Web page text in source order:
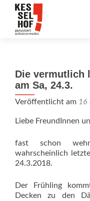
Die vermutlich
am Sa, 24.3.
Veröffentlicht am 16
Liebe FreundInnen
fast schon
wahrscheinlich
24.3.2018.
Der Frühling
Decken zu den